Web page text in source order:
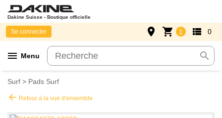
Dakine Suisse - Boutique officielle
menu Menu search
Se connecter place shopping_cart 1 view_list 0
Surf > Pads Surf
arrow_back Retour à la vue d'ensemble